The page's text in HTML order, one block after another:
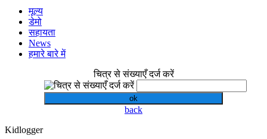
मूल्य
डेमो
सहायता
News
हमारे बारे में
चित्र से संख्याएँ दर्ज करें
ok
back
Kidlogger